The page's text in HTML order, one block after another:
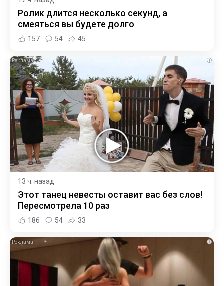
Ролик длится несколько секунд, а
смеяться вы будете долго
157 54 45
i
13 ч. назад
Этот танец невесты оставит вас без слов!
Пересмотрела 10 раз
186 54 33
i